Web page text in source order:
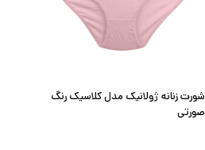
شورت زنانه ژولانیک مدل کلاسیک رنگ
صورتی